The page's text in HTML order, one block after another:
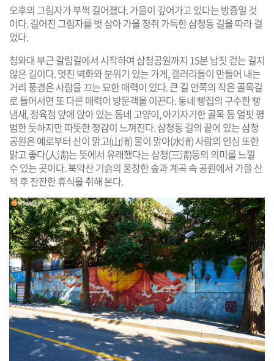
털 R
L
복
유
하
기
크
게
변
하
기
작
게
변
하
기
오후의 그림자가 부쩍 길어졌다. 가을이 깊어가고 있다는 방증일 것
이다. 길어진 그림자를 벗 삼아 가을 정취 가득한 삼청동 길을 따라 걸
었다.
청와대 부근 갈림길에서 시작하여 삼청공원까지 15분 남짓 걷는 길지
않은 길이다. 멋진 벽화와 분위기 있는 가게, 갤러리들이 만들어 내는
거리 풍경은 사람을 끄는 묘한 매력이 있다. 큰 길 안쪽의 작은 골목길
로 들어서면 또 다른 매력이 방문객을 이끈다. 동네 빵집의 구수한 빵
냄새, 정육점 앞에 앉아 있는 동네 고양이, 아기자기한 골목 등 얼핏 평
범한 듯하지만 따뜻한 정감이 느껴진다. 삼청동 길의 끝에 있는 삼청
공원은 예로부터 산이 맑고(山淸) 물이 맑아(水淸) 사람의 인심 또한
맑고 좋다(人淸)는 뜻에서 유래했다는 삼청(三淸)동의 의미를 느낄
수 있는 곳이다. 북악산 기슭의 울창한 숲과 계곡 속 공원에서 가을 산
책 후 잔잔한 휴식을 취해 본다.